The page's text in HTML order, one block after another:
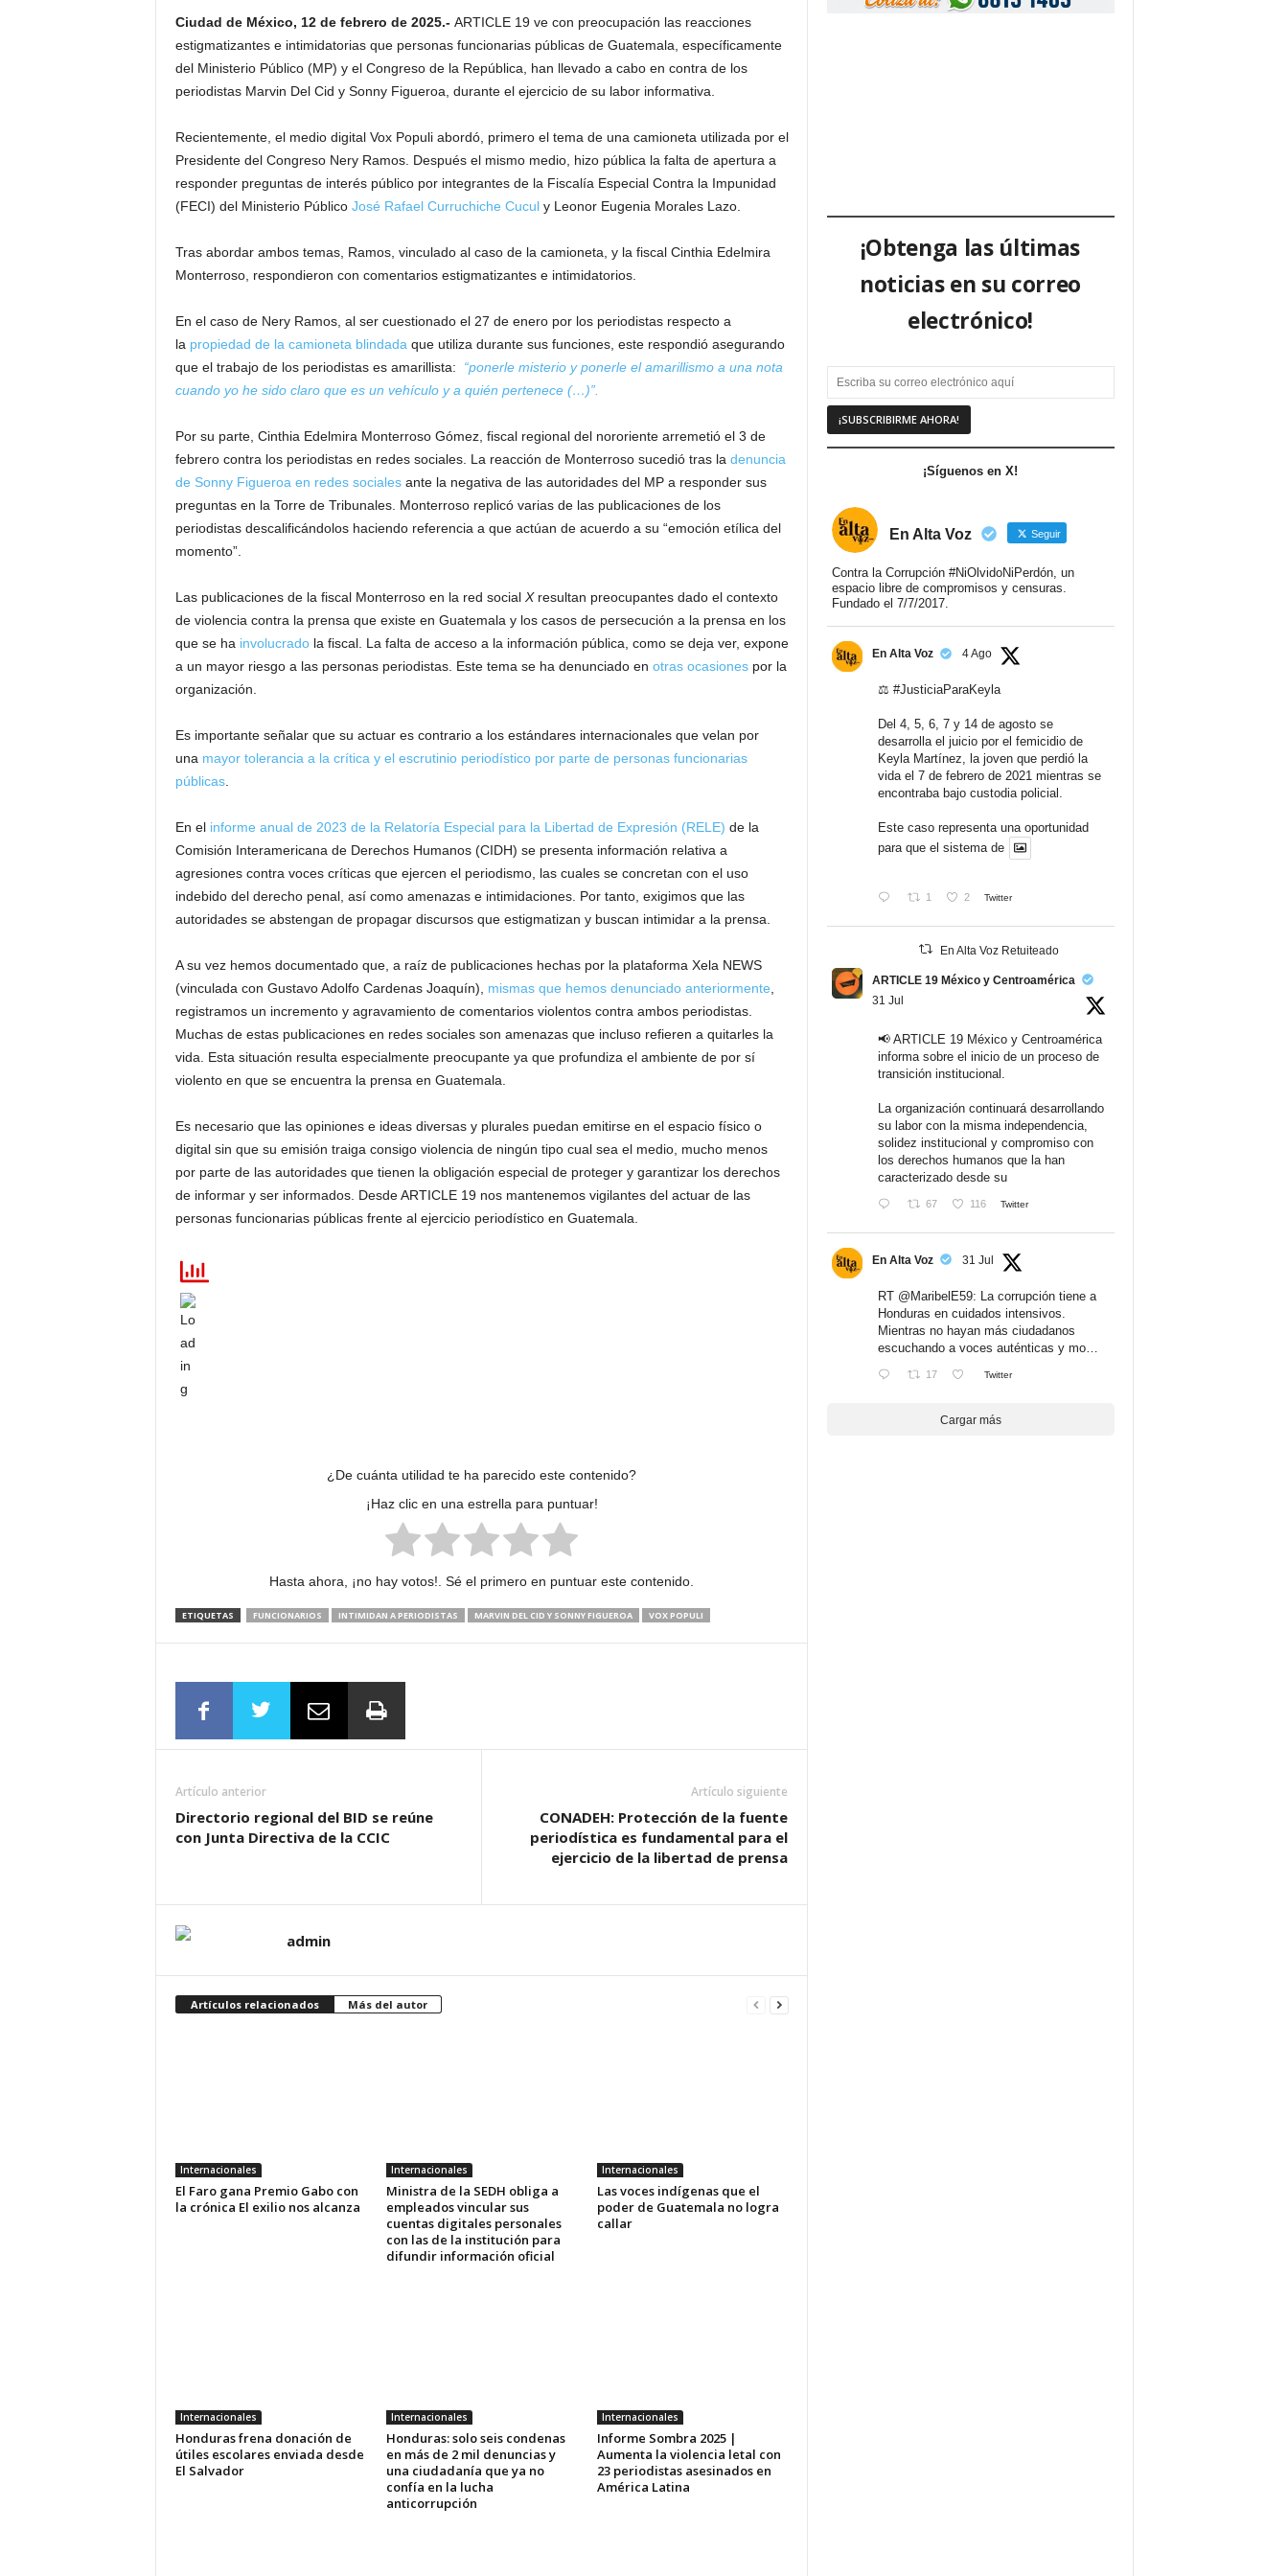
Ciudad de México, 12 de febrero de 2025.- ARTICLE 19 ve con preocupación las reacciones
estigmatizantes e intimidatorias que personas funcionarias públicas de Guatemala, específicamente
del Ministerio Público (MP) y el Congreso de la República, han llevado a cabo en contra de los
periodistas Marvin Del Cid y Sonny Figueroa, durante el ejercicio de su labor informativa.
Recientemente, el medio digital Vox Populi abordó, primero el tema de una camioneta utilizada por el
Presidente del Congreso Nery Ramos. Después el mismo medio, hizo pública la falta de apertura a
responder preguntas de interés público por integrantes de la Fiscalía Especial Contra la Impunidad
(FECI) del Ministerio PúblicoJosé Rafael Curruchiche Cuculy Leonor Eugenia Morales Lazo.
Tras abordar ambos temas, Ramos, vinculado al caso de la camioneta, y la fiscal Cinthia Edelmira
Monterroso, respondieron con comentarios estigmatizantes e intimidatorios.
En el caso de Nery Ramos, al ser cuestionado el 27 de enero por los periodistas respecto a
la propiedad de la camioneta blindada que utiliza durante sus funciones, este respondió asegurando
que el trabajo de los periodistas es amarillista: “ponerle misterio y ponerle el amarillismo a una nota
cuando yo he sido claro que es un vehículo y a quién pertenece (…)”.
Por su parte, Cinthia Edelmira Monterroso Gómez, fiscal regional del nororiente arremetió el 3 de
febrero contra los periodistas en redes sociales. La reacción de Monterroso sucedió tras la denuncia
de Sonny Figueroa en redes socialesante la negativa de las autoridades del MP a responder sus
preguntas en la Torre de Tribunales. Monterroso replicó varias de las publicaciones de los
periodistas descalificándolos haciendo referencia a que actúan de acuerdo a su “emoción etílica del
momento”.
Las publicaciones de la fiscal Monterroso en la red social Xresultan preocupantes dado el contexto
de violencia contra la prensa que existe en Guatemala y los casos de persecución a la prensa en los
que se ha involucradola fiscal. La falta de acceso a la información pública, como se deja ver, expone
a un mayor riesgo a las personas periodistas. Este tema se ha denunciado en otras ocasionespor la
organización.
Es importante señalar que su actuar es contrario a los estándares internacionales que velan por
una mayor tolerancia a la crítica y el escrutinio periodístico por parte de personas funcionarias
públicas.
En el informe anual de 2023 de la Relatoría Especial para la Libertad de Expresión (RELE) de la
Comisión Interamericana de Derechos Humanos (CIDH) se presenta información relativa a
agresiones contra voces críticas que ejercen el periodismo, las cuales se concretan con el uso
indebido del derecho penal, así como amenazas e intimidaciones. Por tanto, exigimos que las
autoridades se abstengan de propagar discursos que estigmatizan y buscan intimidar a la prensa.
A su vez hemos documentado que, a raíz de publicaciones hechas por la plataforma Xela NEWS
(vinculada con Gustavo Adolfo Cardenas Joaquín), mismas que hemos denunciado anteriormente
registramos un incremento y agravamiento de comentarios violentos contra ambos periodistas.
Muchas de estas publicaciones en redes sociales son amenazas que incluso refieren a quitarles la
vida. Esta situación resulta especialmente preocupante ya que profundiza el ambiente de por sí
violento en que se encuentra la prensa en Guatemala.
Es necesario que las opiniones e ideas diversas y plurales puedan emitirse en el espacio físico o
digital sin que su emisión traiga consigo violencia de ningún tipo cual sea el medio, mucho menos
por parte de las autoridades que tienen la obligación especial de proteger y garantizar los derechos
de informar y ser informados. Desde ARTICLE 19 nos mantenemos vigilantes del actuar de las
personas funcionarias públicas frente al ejercicio periodístico en Guatemala.
¿De cuánta utilidad te ha parecido este contenido?
¡Haz clic en una estrella para puntuar!
Hasta ahora, ¡no hay votos!. Sé el primero en puntuar este contenido.
ETIQUETAS FUNCIONARIOS INTIMIDAN A PERIODISTAS MARVIN DEL CID Y SONNY FIGUEROA VOX POPULI
Artículo anterior
Directorio regional del BID se reúne
con Junta Directiva de la CCIC
Artículo siguiente
CONADEH: Protección de la fuente
periodística es fundamental para el
ejercicio de la libertad de prensa
admin
Artículos relacionados Más del autor
Internacionales
El Faro gana Premio Gabo con
la crónica El exilio nos alcanza
Internacionales
Ministra de la SEDH obliga a
empleados vincular sus
cuentas digitales personales
con las de la institución para
difundir información oficial
Internacionales
Las voces indígenas que el
poder de Guatemala no logra
callar
Internacionales
Honduras frena donación de
útiles escolares enviada desde
El Salvador
Internacionales
Honduras: solo seis condenas
en más de 2 mil denuncias y
una ciudadanía que ya no
confía en la lucha
anticorrupción
Internacionales
Informe Sombra 2025 |
Aumenta la violencia letal con
23 periodistas asesinados en
América Latina
¡Obtenga las últimas
noticias en su correo
electrónico!
¡Síguenos en X!
En Alta Voz Seguir
Contra la Corrupción #NiOlvidoNiPerdón, un
espacio libre de compromisos y censuras.
Fundado el 7/7/2017.
En Alta Voz 4 Ago
⚖️ #JusticiaParaKeyla
Del 4, 5, 6, 7 y 14 de agosto se
desarrolla el juicio por el femicidio de
Keyla Martínez, la joven que perdió la
vida el 7 de febrero de 2021 mientras se
encontraba bajo custodia policial.
Este caso representa una oportunidad
para que el sistema de
1 2 Twitter
En Alta Voz Retuiteado
ARTICLE 19 México y Centroamérica
31 Jul
📢 ARTICLE 19 México y Centroamérica
informa sobre el inicio de un proceso de
transición institucional.
La organización continuará desarrollando
su labor con la misma independencia,
solidez institucional y compromiso con
los derechos humanos que la han
caracterizado desde su
67 116 Twitter
En Alta Voz 31 Jul
RT @MaribelE59: La corrupción tiene a
Honduras en cuidados intensivos.
Mientras no hayan más ciudadanos
escuchando a voces auténticas y mo…
17 Twitter
Cargar más